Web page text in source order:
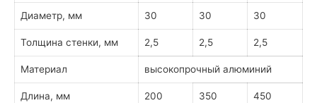
Диаметр, мм 30 30 30
Толщина стенки, мм 2,5 2,5 2,5
Материал высокопрочный алюминий
Длина, мм 200 350 450